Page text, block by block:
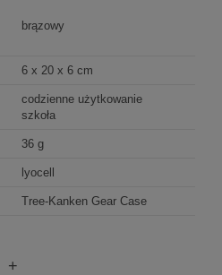
brązowy
6 x 20 x 6 cm
codzienne użytkowanie
szkoła
36 g
lyocell
Tree-Kanken Gear Case
+